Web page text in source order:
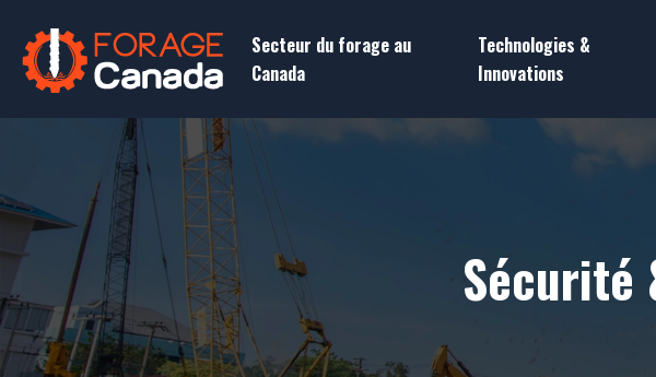
Secteur du forage au
Canada
Technologies &
Innovations
Sécurité